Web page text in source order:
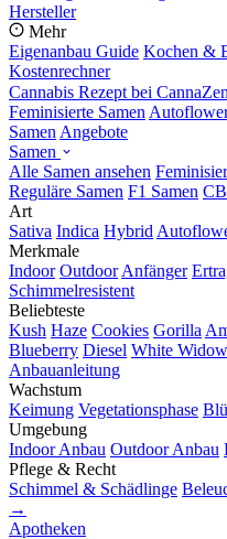
Hersteller
Mehr
Eigenanbau Guide Kochen &
Kostenrechner
Cannabis Rezept bei
Feminisierte Samen
Samen Angebote
Samen
Alle Samen ansehen
Reguläre Samen F1 Samen
Art
Sativa Indica Hybrid
Merkmale
Indoor Outdoor Anfänger
Schimmelresistent
Beliebteste
Kush Haze Cookies Gorilla
Blueberry Diesel White Widow
Anbauanleitung
Wachstum
Keimung Vegetationsphase
Umgebung
Indoor Anbau Outdoor Anbau
Pflege & Recht
Schimmel & Schädlinge
→
Apotheken